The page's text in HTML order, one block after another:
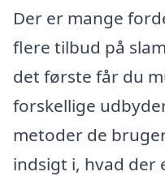
Der er mange
flere tilbud på
det første får du
forskellige
metoder de
indsigt i, hvad der